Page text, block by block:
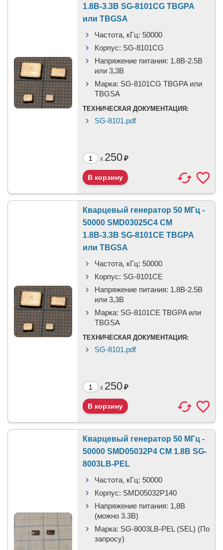
1.8В-3.3В SG-8101CG TBGPA
или TBGSA
Частота, кГц: 50000
Корпус: SG-8101CG
Напряжение питания: 1.8В-2.5B
или 3,3B
Марка: SG-8101CG TBGPA или
TBGSA
ТЕХНИЧЕСКАЯ ДОКУМЕНТАЦИЯ:
SG-8101.pdf
x 250₽
Кварцевый генератор 50 МГц -
50000 SMD03025C4 CM
1.8В-3.3В SG-8101CE TBGPA
или TBGSA
Частота, кГц: 50000
Корпус: SG-8101CE
Напряжение питания: 1.8В-2.5B
или 3,3B
Марка: SG-8101CE TBGPA или
TBGSA
ТЕХНИЧЕСКАЯ ДОКУМЕНТАЦИЯ:
SG-8101.pdf
x 250₽
Кварцевый генератор 50 МГц -
50000 SMD05032P4 CM 1.8В SG-
8003LB-PEL
Частота, кГц: 50000
Корпус: SMD05032P140
Напряжение питания: 1,8В
(можно 3.3В)
Марка: SG-8003LB-PEL (SEL) (По
запросу)